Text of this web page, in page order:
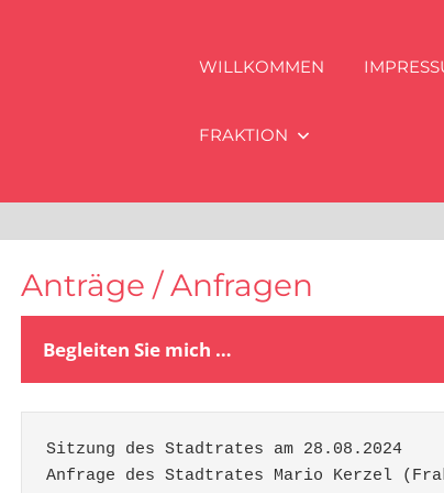
WILLKOMMEN
FRAKTION
Anträge / Anfragen
Begleiten Sie mich …
Sitzung des Stadtrates am 28.08.2024
Anfrage des Stadtrates Mario Kerzel